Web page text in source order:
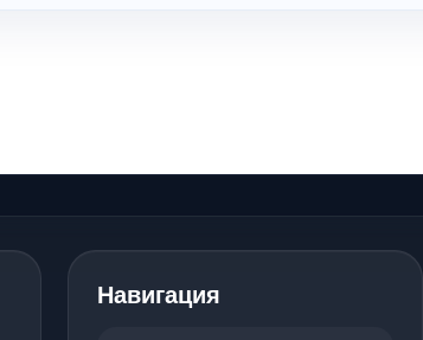
Навигация